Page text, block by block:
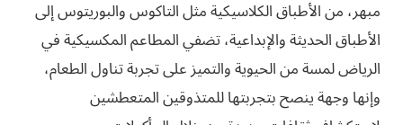
مبهر، من الأطباق الكلاسيكية مثل التاكوس والبوريتوس إلى
الأطباق الحديثة والإبداعية، تضفي المطاعم المكسيكية في
الرياض لمسة من الحيوية والتميز على تجربة تناول الطعام،
وإنها وجهة ينصح بتجربتها للمتذوقين المتعطشين